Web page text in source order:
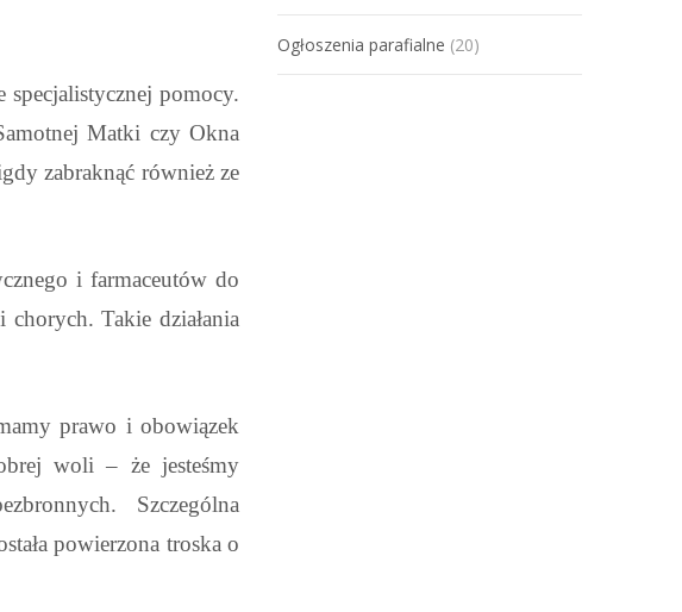
specjalistycznej pomocy.
Matki czy Okna
zabraknąć również ze
i farmaceutów do
Takie działania
prawo i obowiązek
woli – że jesteśmy
Szczególna
powierzona troska o
Ogłoszenia parafialne (20)